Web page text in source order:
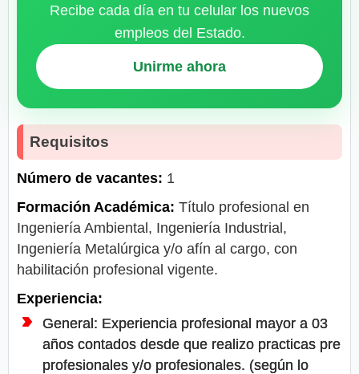
Recibe cada día en tu celular los nuevos
empleos del Estado.
Unirme ahora
Requisitos
Número de vacantes: 1
Formación Académica: Título profesional en
Ingeniería Ambiental, Ingeniería Industrial,
Ingeniería Metalúrgica y/o afín al cargo, con
habilitación profesional vigente.
Experiencia:
General: Experiencia profesional mayor a 03
años contados desde que realizo practicas pre
profesionales y/o profesionales. (según lo